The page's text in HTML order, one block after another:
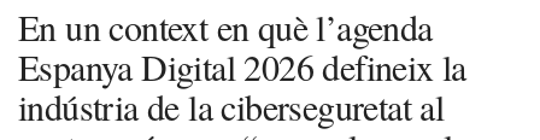
En un context en què l’agenda
Espanya Digital 2026 defineix la
indústria de la ciberseguretat al